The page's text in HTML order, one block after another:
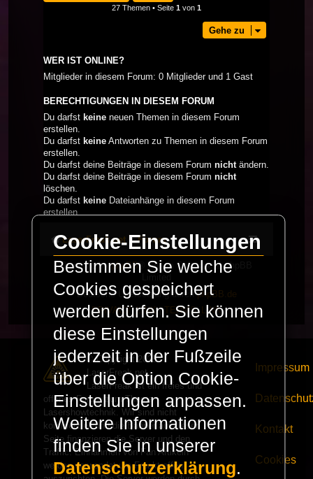
27 Themen • Seite 1 von 1
Gehe zu
WER IST ONLINE?
Mitglieder in diesem Forum: 0 Mitglieder und 1 Gast
BERECHTIGUNGEN IN DIESEM FORUM
Du darfst keine neuen Themen in diesem Forum
erstellen.
Du darfst keine Antworten zu Themen in diesem Forum
erstellen.
Du darfst deine Beiträge in diesem Forum nicht ändern.
Du darfst deine Beiträge in diesem Forum nicht
löschen.
Du darfst keine Dateianhänge in diesem Forum
erstellen.
LaserFreak.net Forum
Powered byphpBB® Forum Software © phpBB
Deutsche Übersetzung durchphpBB.de
PRIVACY_LINK|TERMS_LINK
© Copyright 2025 -
LaserFreak.net
LaserFreak ist ein freies und
offenes Forum zum Thema
Lasershowtechnik. Wir sind nicht
kommerziell und die Banner auf dieser
Seite finanzieren die Server und den
Traffic. Einnahmen von Fan Artikeln
werden verwendet um Freaktreffen
Impressum
Kontakt
Cookies
Cookie-Einstellungen
Bestimmen Sie welche
Cookies gespeichert
werden dürfen. Sie können
diese Einstellungen
jederzeit in der Fußzeile
über die Option Cookie-
Einstellungen anpassen.
Weitere Informationen
finden Sie in unserer
Datenschutzerklärung.